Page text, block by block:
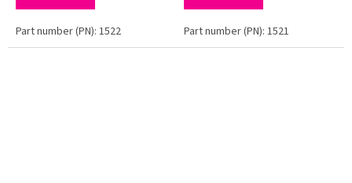
Part number (PN): 1522 Part number (PN): 1521